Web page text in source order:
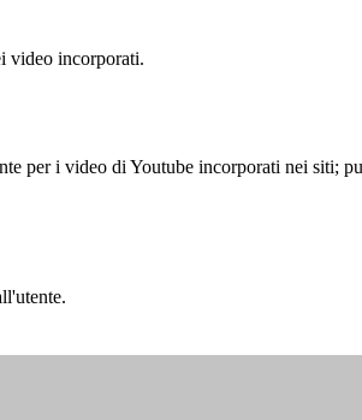
video incorporati.
per i video di Youtube incorporati nei siti;